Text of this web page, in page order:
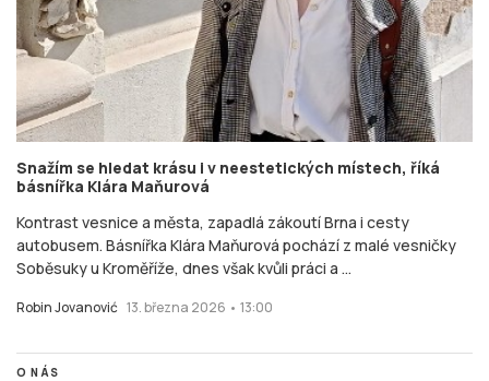
Snažím se hledat krásu i v neestetických místech, říká
básnířka Klára Maňurová
Kontrast vesnice a města, zapadlá zákoutí Brna i cesty
autobusem. Básnířka Klára Maňurová pochází z malé vesničky
Soběsuky u Kroměříže, dnes však kvůli práci a ...
Robin Jovanović 13. března 2026 • 13:00
O NÁS